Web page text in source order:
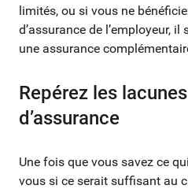
limités, ou si vous ne
d’assurance de l’employeur,
une assurance
Repérez les
d’assurance
Une fois que vous savez ce
vous si ce serait suffisant au